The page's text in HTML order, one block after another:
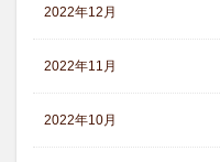
2022年12月
2022年11月
2022年10月